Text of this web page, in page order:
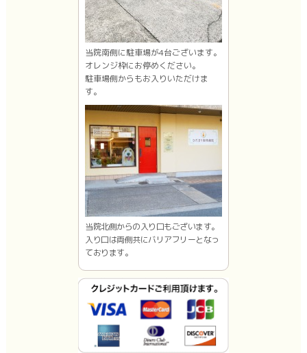
当院南側に駐車場が4台ございます。
オレンジ枠にお停めください。
駐車場側からもお入りいただけま
す。
当院北側からの入り口もございます。
入り口は両側共にバリアフリーとなっ
ております。